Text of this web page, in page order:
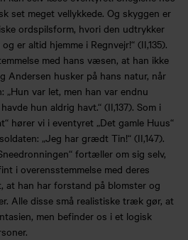
set meget vellykkede. Og skyggen er
ordspilsform, hvori den udtrykker
er altid hjemme i Regnvejr!“ (II,135).
med hans væsen, at han ikke
Andersen husker på hans natur, når
„Hun var let, men han var endnu
hun aldrig havt.“ (II,137). Som i
hører vi i eventyret „Det gamle Huus“
„Jeg har grædt Tin!“ (II,147).
fortæller om sig selv,
i overensstemmelse med deres
at han har forstand på blomster og
Alle disse små realistiske træk gør, at
men befinder os i et logisk